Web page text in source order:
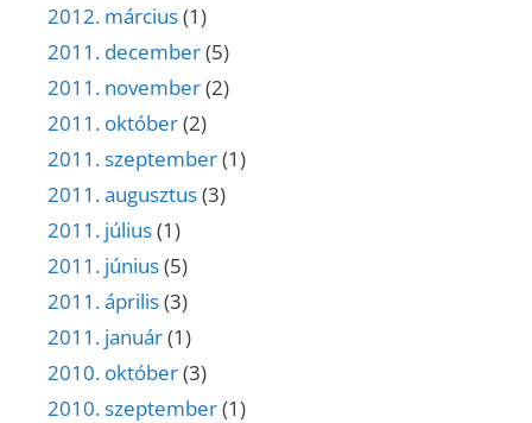
2012. március(1)
2011. december(5)
2011. november(2)
2011. október(2)
2011. szeptember(1)
2011. augusztus(3)
2011. július(1)
2011. június(5)
2011. április(3)
2011. január(1)
2010. október(3)
2010. szeptember(1)